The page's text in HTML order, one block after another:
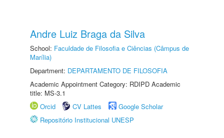
Andre Luiz Braga da Silva
School: Faculdade de Filosofia e Ciências (Câmpus de
Marília)
Department: DEPARTAMENTO DE FILOSOFIA
Academic Appointment Category: RDIPD Academic
title: MS-3.1
Orcid
CV Lattes
Google Scholar
Repositório Institucional UNESP